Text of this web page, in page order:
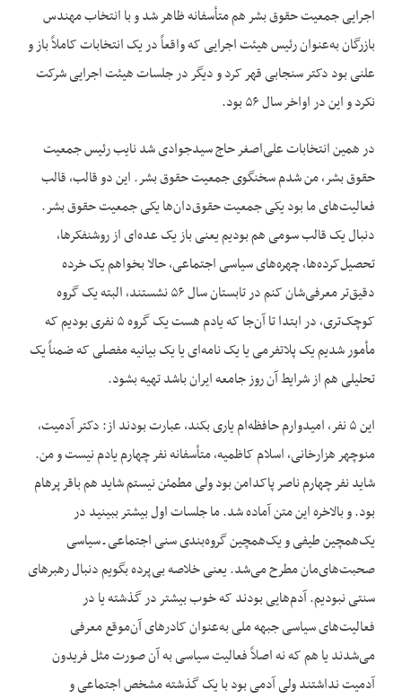
اجرایی جمعیت حقوق بشر هم متأسفانه ظاهر شد و با انتخاب مهندس
بازرگان به‌عنوان رئیس هیئت اجرایی که واقعاً در یک انتخابات کاملاً باز و
علنی بود دکتر سنجابی قهر کرد و دیگر در جلسات هیئت اجرایی شرکت
نکرد و این در اواخر سال ۵۶ بود.
در همین انتخابات علی‌اصغر حاج سیدجوادی شد نایب رئیس جمعیت
حقوق بشر، من شدم سخنگوی جمعیت حقوق بشر. این دو قالب، قالب
فعالیت‌های ما بود یکی جمعیت حقوق‌دان‌ها یکی جمعیت حقوق بشر.
دنبال یک قالب سومی هم بودیم یعنی باز یک عده‌ای از روشنفکرها،
تحصیل‌کرده‌ها، چهره‌های سیاسی اجتماعی، حالا بخواهم یک خرده
دقیق‌تر معرفی‌شان کنم در تابستان سال ۵۶ نشستند، البته یک گروه
کوچک‌تری، در ابتدا تا آن‌جا که یادم هست یک گروه ۵ نفری بودیم که
مأمور شدیم یک پلاتفرمی یا یک نامه‌ای یا یک بیانیه مفصلی که ضمناً یک
تحلیلی هم از شرایط آن روز جامعه ایران باشد تهیه بشود.
این ۵ نفر، امیدوارم حافظه‌ام یاری بکند، عبارت بودند از: دکتر آدمیت،
منوچهر هزارخانی، اسلام کاظمیه، متأسفانه نفر چهارم یادم نیست و من.
شاید نفر چهارم ناصر پاکدامن بود ولی مطمئن نیستم شاید هم باقر پرهام
بود. و بالاخره این متن آماده شد. ما جلسات اول بیشتر ببینید در
یک‌همچین طیفی و یک‌همچین گروه‌بندی سنی اجتماعی ـ سیاسی
صحبت‌های‌مان مطرح می‌شد. یعنی خلاصه بی‌پرده بگویم دنبال رهبرهای
سنتی نبودیم. آدم‌هایی بودند که خوب بیشتر در گذشته یا در
فعالیت‌های سیاسی جبهه ملی به‌عنوان کادرهای آن‌موقع معرفی
می‌شدند یا هم که نه اصلاً فعالیت سیاسی به آن صورت مثل فریدون
آدمیت نداشتند ولی آدمی بود با یک گذشته مشخص اجتماعی و